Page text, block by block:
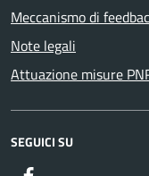
Meccanismo di
Note legali
Attuazione misure
SEGUICI SU